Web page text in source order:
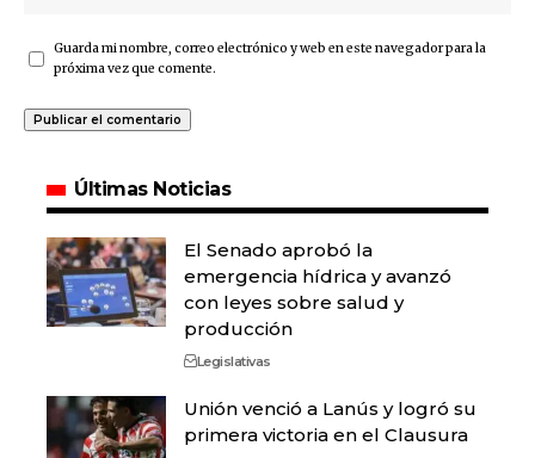
Guarda mi nombre, correo electrónico y web en este navegador para la
próxima vez que comente.
Últimas Noticias
El Senado aprobó la
emergencia hídrica y avanzó
con leyes sobre salud y
producción
Legislativas
Unión venció a Lanús y logró su
primera victoria en el Clausura